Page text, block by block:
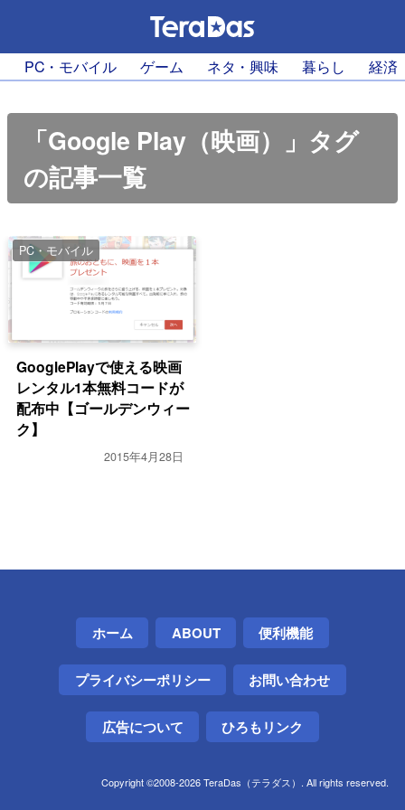
PC・モバイル ゲーム ネタ・興味 暮らし 経済
「Google Play（映画）」タグ
の記事一覧
PC・モバイル
GooglePlayで使える映画
レンタル1本無料コードが
配布中【ゴールデンウィー
ク】
2015年4月28日
ホーム ABOUT 便利機能
プライバシーポリシー お問い合わせ
広告について ひろもリンク
Copyright ©2008-2026 TeraDas（テラダス）. All rights reserved.